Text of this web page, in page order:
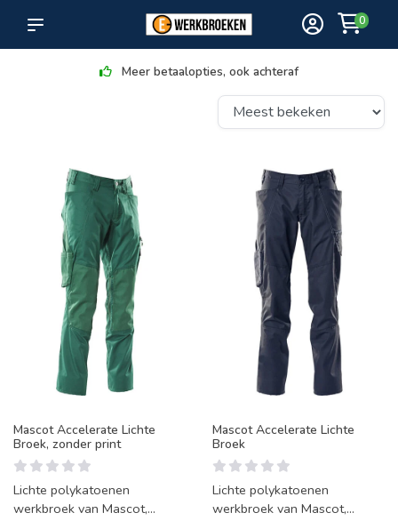
0
Meer betaalopties, ook achteraf
Mascot Accelerate Lichte
Broek, zonder print
Lichte polykatoenen
werkbroek van Mascot,
Mascot Accelerate Lichte
Broek
Lichte polykatoenen
werkbroek van Mascot,